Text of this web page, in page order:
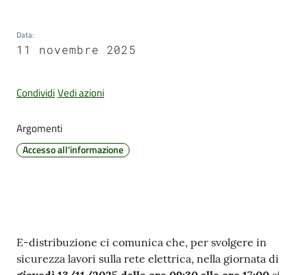
Amministrazione
Tutti
Seguici
su
Data:
11 novembre 2025
CondividiVedi azioni
Argomenti
Accesso all'informazione
Contenuto
E-distribuzione ci comunica che, per svolgere in
sicurezza lavori sulla rete elettrica, nella giornata di